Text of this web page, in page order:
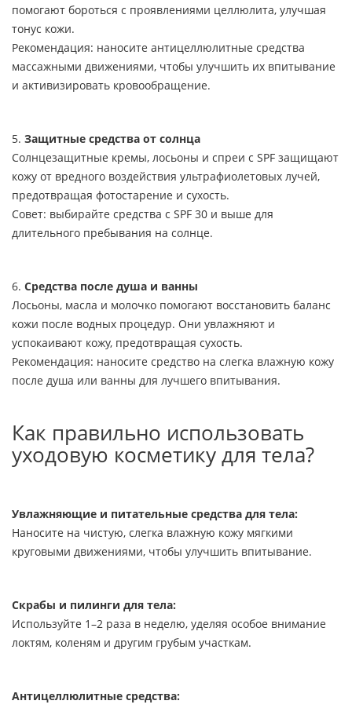
помогают бороться с проявлениями целлюлита, улучшая
тонус кожи.
Рекомендация: наносите антицеллюлитные средства
массажными движениями, чтобы улучшить их впитывание
и активизировать кровообращение.
5. Защитные средства от солнца
Солнцезащитные кремы, лосьоны и спреи с SPF защищают
кожу от вредного воздействия ультрафиолетовых лучей,
предотвращая фотостарение и сухость.
Совет: выбирайте средства с SPF 30 и выше для
длительного пребывания на солнце.
6. Средства после душа и ванны
Лосьоны, масла и молочко помогают восстановить баланс
кожи после водных процедур. Они увлажняют и
успокаивают кожу, предотвращая сухость.
Рекомендация: наносите средство на слегка влажную кожу
после душа или ванны для лучшего впитывания.
Как правильно использовать
уходовую косметику для тела?
Увлажняющие и питательные средства для тела:
Наносите на чистую, слегка влажную кожу мягкими
круговыми движениями, чтобы улучшить впитывание.
Скрабы и пилинги для тела:
Используйте 1–2 раза в неделю, уделяя особое внимание
локтям, коленям и другим грубым участкам.
Антицеллюлитные средства: